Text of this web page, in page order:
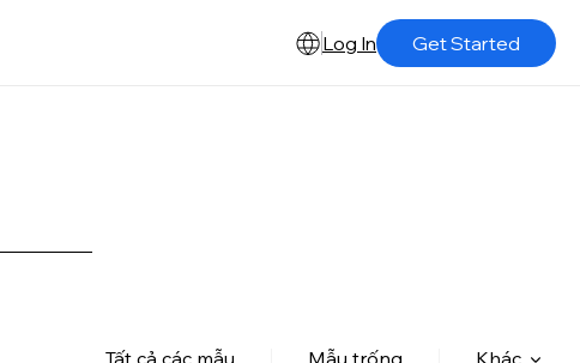
Log In Get Started
Tất cả các mẫu Mẫu trống Khác